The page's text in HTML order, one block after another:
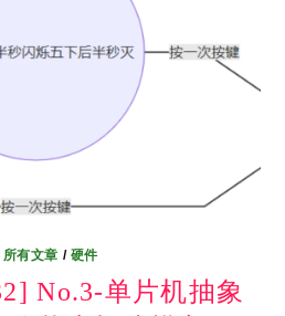
所有文章 / 硬件
No.3-单片机抽象